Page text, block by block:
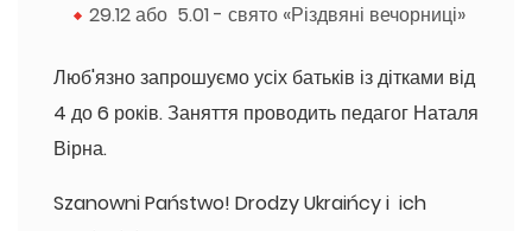
29.12 або 5.01 - свято «Різдвяні вечорниці»
Люб'язно запрошуємо усіх батьків із дітками від
4 до 6 років. Заняття проводить педагог Наталя
Вірна.
Szanowni Państwo! Drodzy Ukraińcy i ich